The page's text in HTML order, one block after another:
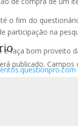
o fim do
participação na
e faça bom proveito
publicado.